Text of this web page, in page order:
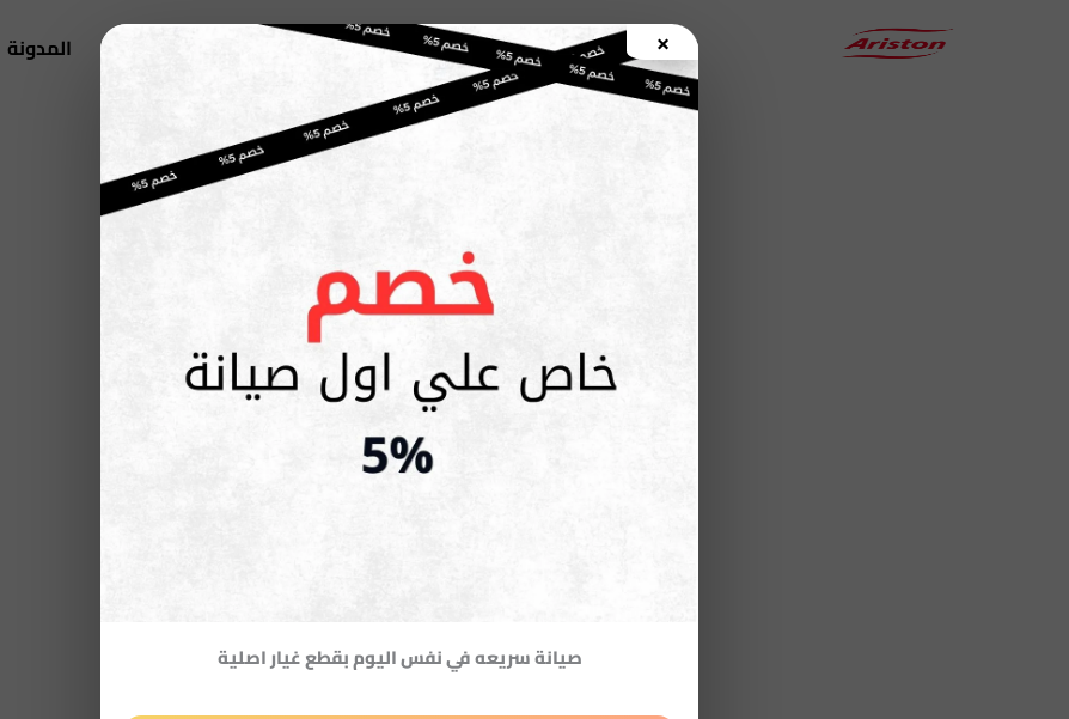
×
صيانة سريعه في نفس اليوم بقطع غيار اصلية
تخطي
الرئيسية اتصل بنا من نحن
المدونة